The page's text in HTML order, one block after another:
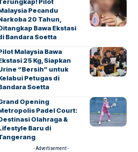
Pecandu
20 Tahun,
Bawa Ekstasi
Bandara Soetta
Malaysia Bawa
25 Kg, Siapkan
“Bersih” untuk
Petugas di
Soetta
Opening
Padel Court:
Olahraga &
Baru di
- Advertisement -